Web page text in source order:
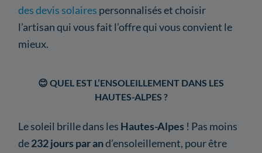
des devis solaires personnalisés et choisir
l’artisan qui vous fait l’offre qui vous convient le
mieux.
😊 QUEL EST L’ENSOLEILLEMENT DANS LES
HAUTES-ALPES ?
Le soleil brille dans les Hautes-Alpes ! Pas moins
de232 jours par and’ensoleillement, pour être